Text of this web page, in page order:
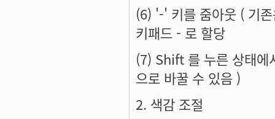
(6) '-' 키를 줌아웃 ( 기
키패드 - 로 할당
(7) Shift 를 누른 상태에
으로 바꿀 수 있음 )
2. 색감 조절